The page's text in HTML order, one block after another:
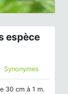
espèce
Synonymes
30 cm à 1 m.